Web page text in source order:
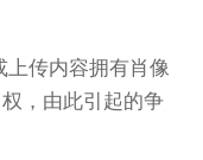
上传内容拥有肖像
，由此引起的争